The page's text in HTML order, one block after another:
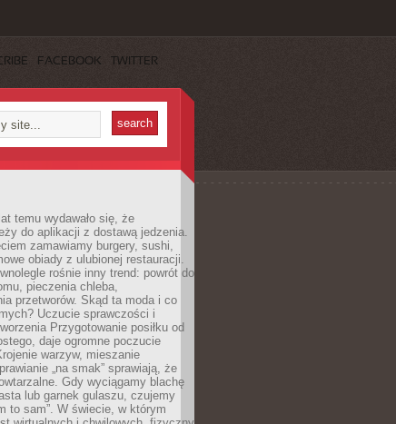
FACEBOOK TWITTER
temu wydawało się, że
do aplikacji z dostawą jedzenia.
zamawiamy burgery, sushi,
obiady z ulubionej restauracji.
rośnie inny trend: powrót do
pieczenia chleba,
przetworów. Skąd ta moda i co
Uczucie sprawczości i
Przygotowanie posiłku od
daje ogromne poczucie
warzyw, mieszanie
„na smak” sprawiają, że
Gdy wyciągamy blachę
lub garnek gulaszu, czujemy
to sam”. W świecie, w którym